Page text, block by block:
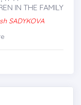
IN THE FAMILY
SADYKOVA